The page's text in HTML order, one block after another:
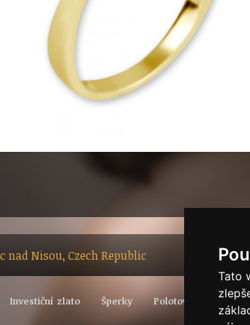
Tato
nad Nisou, Czech Republic
Investiční zlato Šperky Polotovary